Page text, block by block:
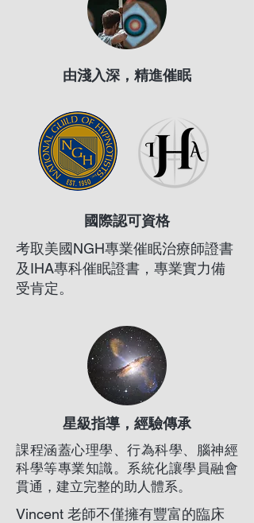
​由淺入深，精進催眠​
國際認可資格
考取美國NGH專業催眠治療師證書
及IHA專科催眠證書，專業實力備
受肯定。
星級指導，經驗傳承
課程涵蓋心理學、行為科學、腦神經
科學等專業知識。系統化讓學員融會
貫通，建立完整的助人體系。
Vincent 老師不僅擁有豐富的臨床